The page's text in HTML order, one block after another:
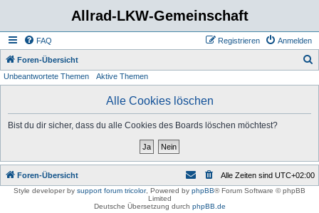
Allrad-LKW-Gemeinschaft
FAQ Anmelden
Registrieren
Foren-Übersicht
Unbeantwortete Themen Aktive Themen
Alle Cookies löschen
Bist du dir sicher, dass du alle Cookies des Boards löschen möchtest?
Foren-Übersicht Alle Zeiten sind UTC+02:00
Style developer by support forum tricolor, Powered by phpBB® Forum Software © phpBB
Limited
Deutsche Übersetzung durch phpBB.de